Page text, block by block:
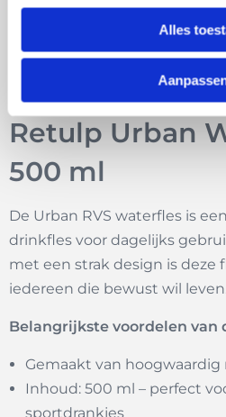
Alles
BPA-vrij, gifvrij en
Past in vrijwel elke
Verkrijgbaar in diverse
Retulp Urban
500 ml
De Urban RVS waterfles is
drinkfles voor dagelijks
met een strak design is deze
iedereen die bewust wil
Belangrijkste voordelen van
Gemaakt van hoogwaardig
Inhoud: 500 ml – perfect
sportdrankjes